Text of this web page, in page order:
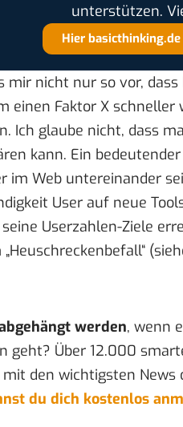
unterstützen.
Hier
mir nicht nur so vor,
einen Faktor X schneller
Ich glaube nicht, dass
kann. Ein
im Web untereinander
User auf neue
Userzahlen-Ziele
werden, wenn
geht? Über 12.000
den wichtigsten
du dich kostenlos